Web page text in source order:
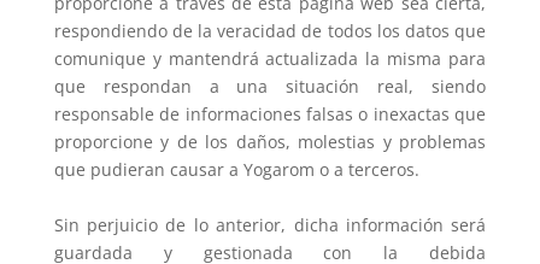
respondiendo de la veracidad de todos los datos que
comunique y mantendrá actualizada la misma para
que respondan a una situación real, siendo
responsable de informaciones falsas o inexactas que
proporcione y de los daños, molestias y problemas
que pudieran causar a Yogarom o a terceros.
Sin perjuicio de lo anterior, dicha información será
guardada y gestionada con la debida